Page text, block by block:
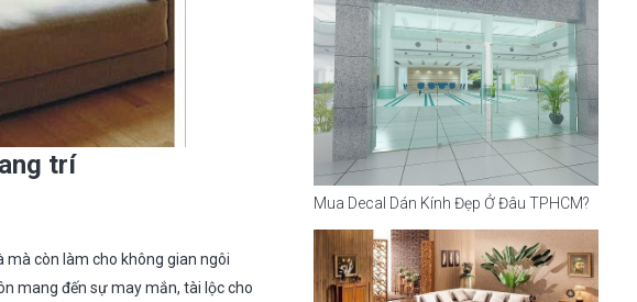
trí
mà còn làm cho không gian ngôi
mang đến sự may mắn, tài lộc cho
Mua Decal Dán Kính Đẹp Ở Đâu TPHCM?